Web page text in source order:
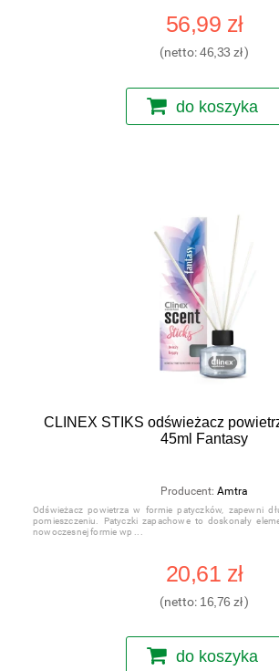
56,99 zł
(netto:46,33 zł)
do koszyka
CLINEX STIKS odświeżacz
45ml Fantasy
Producent: Amtra
Odświeżacz powietrza w formie patyczków, zapewni
pomieszczeniu. Patyczki zapachowe to doskonały
nowoczesnej formie wp
20,61 zł
(netto: 16,76 zł)
do koszyka